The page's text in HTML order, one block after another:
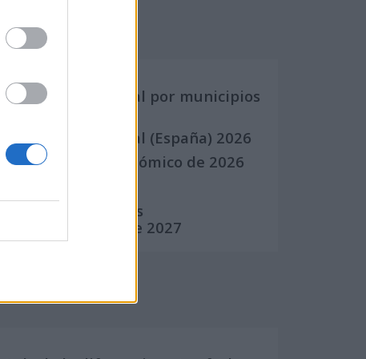
Calendarios
Calendario Laboral por municipios
Calendario Laboral (España) 2026
Calendario Astronómico de 2026
Calendario de Días
Internacionales de 2027
Calculadoras